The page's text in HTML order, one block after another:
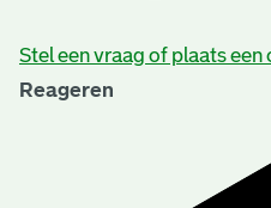
Stel een vraag of plaats
Reageren